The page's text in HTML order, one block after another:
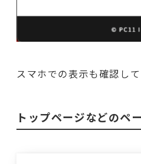
スマホでの表示も確認して
トップページなどのペ